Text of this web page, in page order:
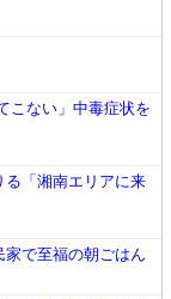
こない」中毒症状を
る「湘南エリアに来
で至福の朝ごはん